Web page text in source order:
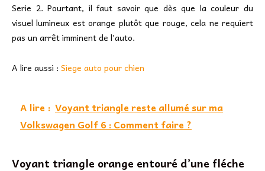
Serie 2. Pourtant, il faut savoir que dès que la couleur du
visuel lumineux est orange plutôt que rouge, cela ne requiert
pas un arrêt imminent de l’auto.
A lire aussi : Siege auto pour chien
A lire : Voyant triangle reste allumé sur ma
Volkswagen Golf 6 : Comment faire ?
Voyant triangle orange entouré d’une fléche